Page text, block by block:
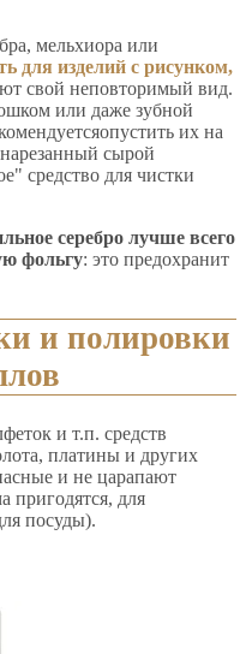
мельхиора или
для изделий с рисунком,
свой неповторимый вид.
или даже зубной
их на
нарезанный сырой
средство для чистки
серебро лучше всего
фольгу: это предохранит
и полировки
и т.п. средств
платины и других
и не царапают
пригодятся, для
посуды).